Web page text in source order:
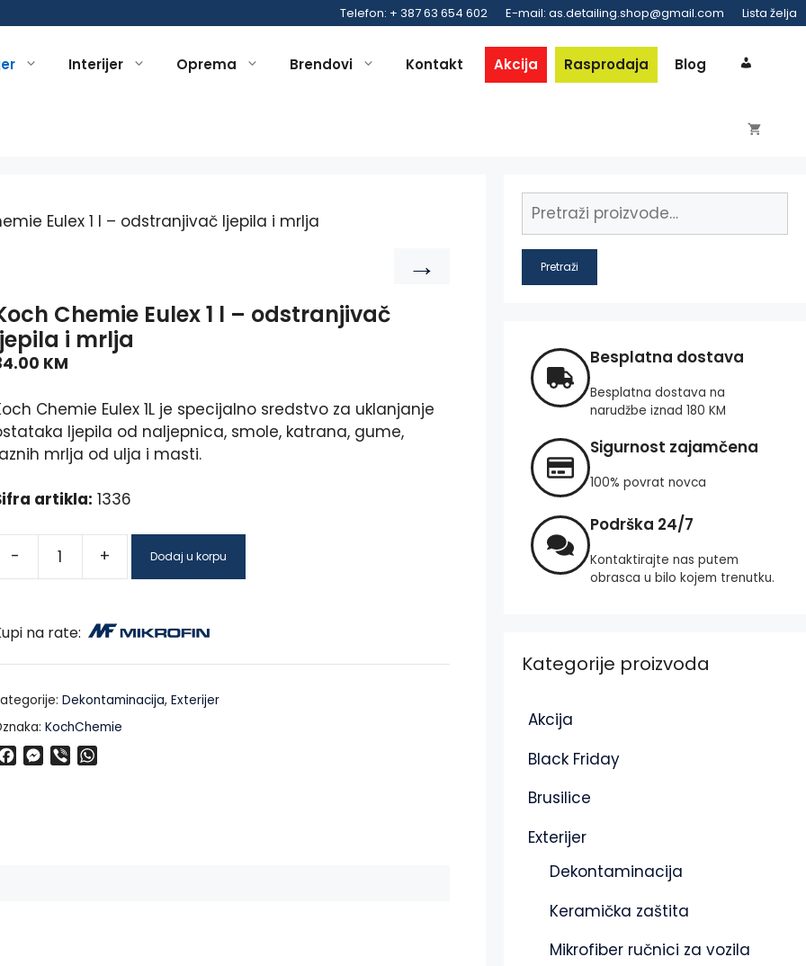
Telefon: + 387 63 654 602 E-mail: as.detailing.shop@gmail.com Lista želja
Interijer Oprema Brendovi Kontakt Akcija Rasprodaja Blog
Eulex 1 l – odstranjivač ljepila i mrlja
→
Chemie Eulex 1 l – odstranjivač
i mrlja
KM
Chemie Eulex 1L je specijalno sredstvo za uklanjanje
ljepila od naljepnica, smole, katrana, gume,
mrlja od ulja i masti.
artikla: 1336
- + Dodaj u korpu
na rate:
Dekontaminacija, Exterijer
KochChemie
M
Pretraži
Besplatna dostava
Besplatna dostava na
narudžbe iznad 180 KM
Sigurnost zajamčena
100% povrat novca
Podrška 24/7
Kontaktirajte nas putem
obrasca u bilo kojem trenutku.
Kategorije proizvoda
Akcija
Black Friday
Brusilice
Exterijer
Dekontaminacija
Keramička zaštita
Mikrofiber ručnici za vozila